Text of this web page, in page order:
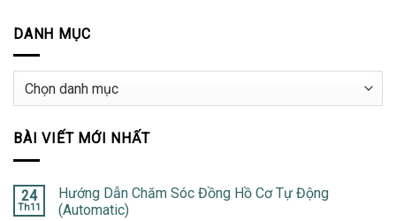
DANH MỤC
Danh
BÀI VIẾT MỚI NHẤT
24
Th11
Hướng Dẫn Chăm Sóc Đồng Hồ Cơ Tự Động
(Automatic)